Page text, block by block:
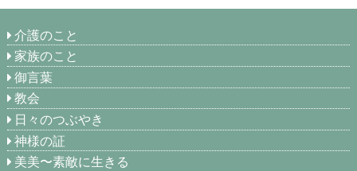
介護のこと
家族のこと
御言葉
教会
日々のつぶやき
神様の証
美美〜素敵に生きる